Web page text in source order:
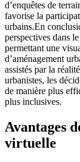
d’enquêtes de
favorise la
urbains.En
perspectives dans
permettant une
d’aménagement
assistés par la
urbanistes, les
de manière plus
plus inclusives.
Avantages
virtuelle